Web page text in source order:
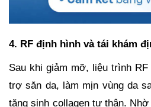
4. RF định hình và tái khám
Sau khi giảm mỡ, liệu trình
trợ săn da, làm mịn vùng da
tăng sinh collagen tự thân.